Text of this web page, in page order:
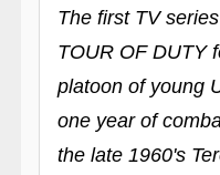
The first TV
TOUR OF DUTY
platoon of young
one year of
the late 1960's